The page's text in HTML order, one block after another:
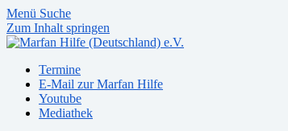
Menü Suche
Zum Inhalt springen
Termine
E-Mail zur Marfan Hilfe
Youtube
Mediathek